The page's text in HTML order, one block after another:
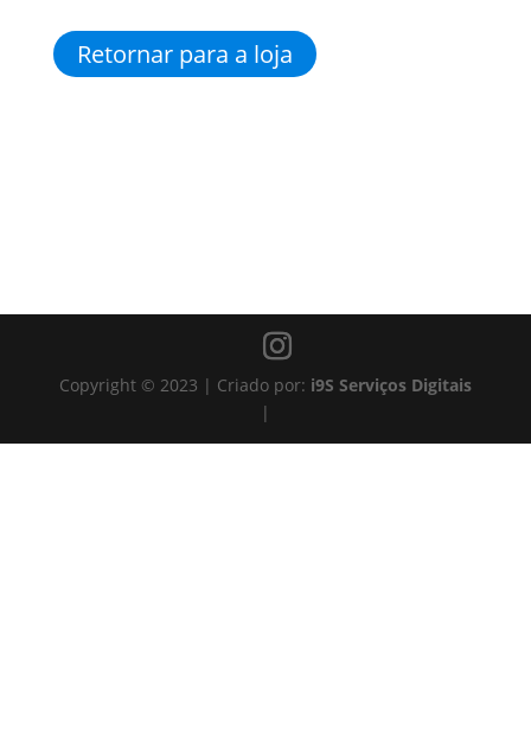
Retornar para a loja
Copyright © 2023 | Criado por: i9S Serviços Digitais
|